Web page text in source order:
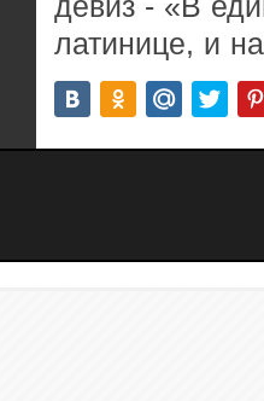
латинице, и